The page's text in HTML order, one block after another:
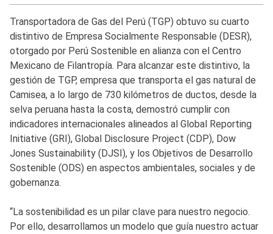
Transportadora de Gas del Perú (TGP) obtuvo su cuarto
distintivo de Empresa Socialmente Responsable (DESR),
otorgado por Perú Sostenible en alianza con el Centro
Mexicano de Filantropía. Para alcanzar este distintivo, la
gestión de TGP, empresa que transporta el gas natural de
Camisea, a lo largo de 730 kilómetros de ductos, desde la
selva peruana hasta la costa, demostró cumplir con
indicadores internacionales alineados al Global Reporting
Initiative (GRI), Global Disclosure Project (CDP), Dow
Jones Sustainability (DJSI), y los Objetivos de Desarrollo
Sostenible (ODS) en aspectos ambientales, sociales y de
gobernanza.
“La sostenibilidad es un pilar clave para nuestro negocio.
Por ello, desarrollamos un modelo que guía nuestro actuar